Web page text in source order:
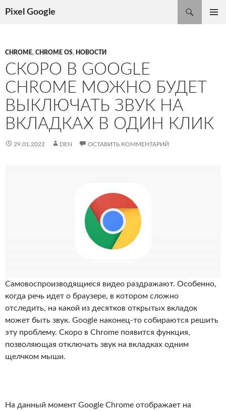
Pixel Google
CHROME, CHROME OS, НОВОСТИ
СКОРО В GOOGLE
CHROME МОЖНО БУДЕТ
ВЫКЛЮЧАТЬ ЗВУК НА
ВКЛАДКАХ В ОДИН КЛИК
29.01.2022 DEN ОСТАВИТЬ КОММЕНТАРИЙ
Самовоспроизводящиеся видео раздражают. Особенно,
когда речь идет о браузере, в котором сложно
отследить, на какой из десятков открытых вкладок
может быть звук. Google наконец-то собираются решить
эту проблему. Скоро в Chrome появится функция,
позволяющая отключать звук на вкладках одним
щелчком мыши.
На данный момент Google Chrome отображает на